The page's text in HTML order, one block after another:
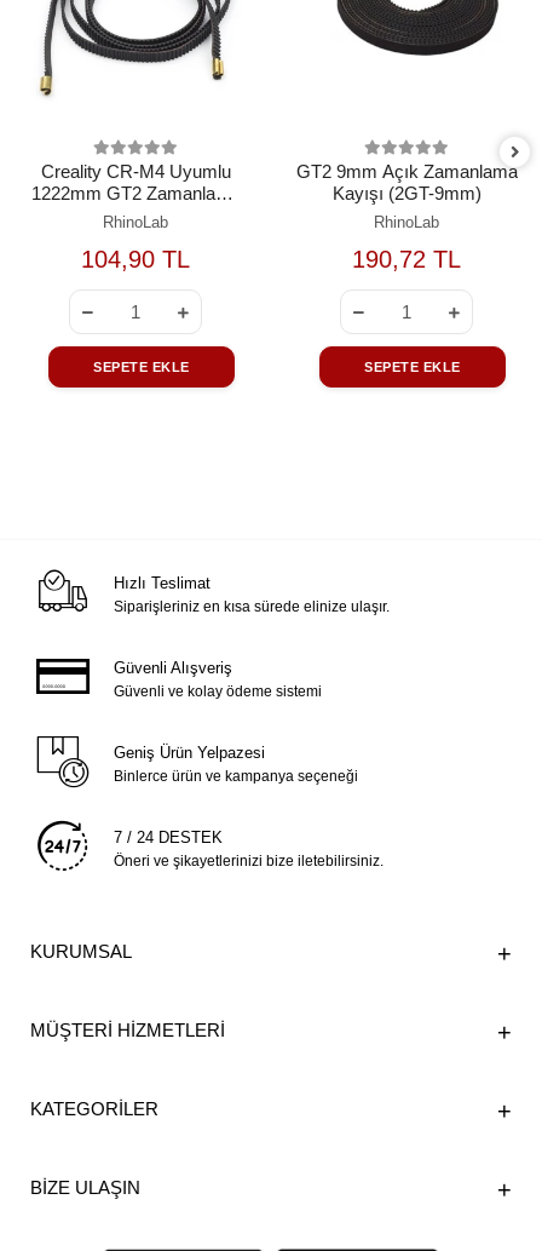
Creality CR-M4 Uyumlu
1222mm GT2 Zamanlama
Kayışı
RhinoLab
104,90 TL
SEPETE EKLE
GT2 9mm Açık Zamanlama
Kayışı (2GT-9mm)
RhinoLab
190,72 TL
SEPETE EKLE
Hızlı Teslimat
Siparişleriniz en kısa sürede elinize ulaşır.
Güvenli Alışveriş
Güvenli ve kolay ödeme sistemi
Geniş Ürün Yelpazesi
Binlerce ürün ve kampanya seçeneği
7 / 24 DESTEK
Öneri ve şikayetlerinizi bize iletebilirsiniz.
KURUMSAL
MÜŞTERİ HİZMETLERİ
KATEGORİLER
BİZE ULAŞIN